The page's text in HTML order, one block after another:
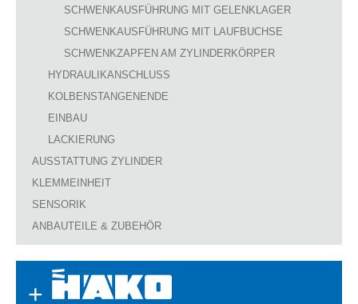
SCHWENKAUSFÜHRUNG MIT GELENKLAGER
SCHWENKAUSFÜHRUNG MIT LAUFBUCHSE
SCHWENKZAPFEN AM ZYLINDERKÖRPER
HYDRAULIKANSCHLUSS
KOLBENSTANGENENDE
EINBAU
LACKIERUNG
AUSSTATTUNG ZYLINDER
KLEMMEINHEIT
SENSORIK
ANBAUTEILE & ZUBEHÖR